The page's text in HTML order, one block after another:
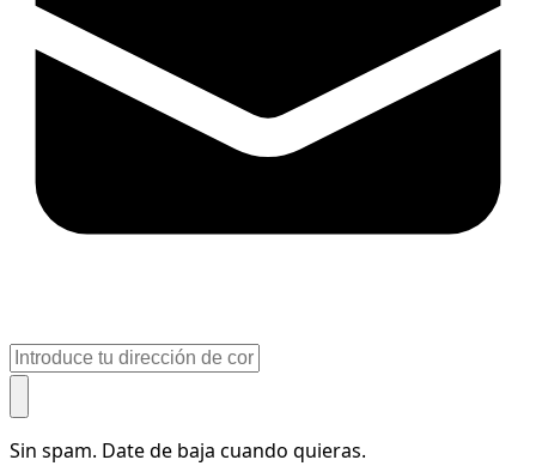
Sin spam. Date de baja cuando quieras.